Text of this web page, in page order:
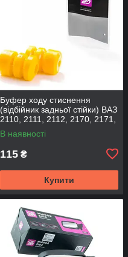
Буфер ходу стиснення
(відбійник задньої стійки) ВАЗ
2110, 2111, 2112, 2170, 2171,
2172 (2шт) (вир-во CS-20
В наявності
115 ₴
Купити